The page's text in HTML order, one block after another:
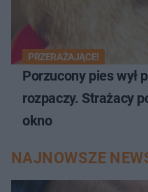
PRZERAŻAJĄCE!
Porzucony pies wył
rozpaczy. Strażacy
okno
NAJNOWSZE